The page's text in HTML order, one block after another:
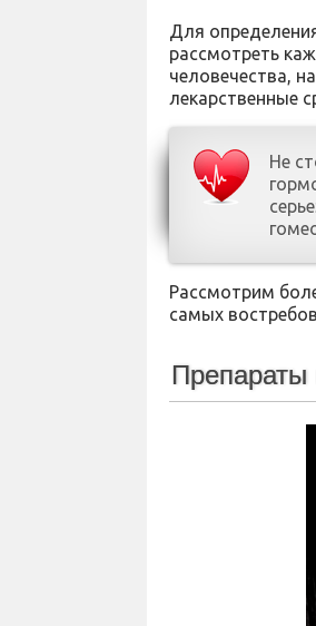
Для
рассмотреть
человечества,
лекарственные
Не
Рассмотрим
самых
Препараты